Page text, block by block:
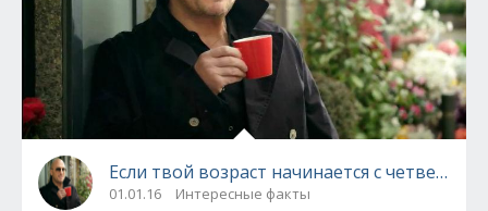
Если твой возраст начинается с четверки!
01.01.16 Интересные факты